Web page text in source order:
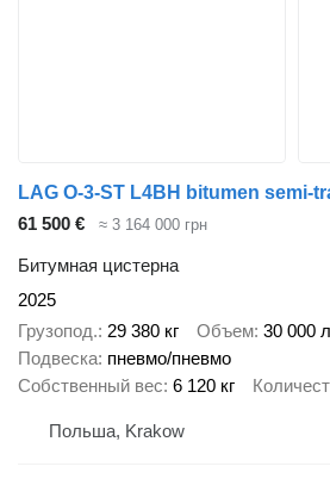
61 500 € ≈ 3 164 000 грн
Битумная цистерна
2025
Грузопод. 29 380 кг Объем 30 000 л
Подвеска пневмо/пневмо
Собственный вес 6 120 кг
Польша, Krakow